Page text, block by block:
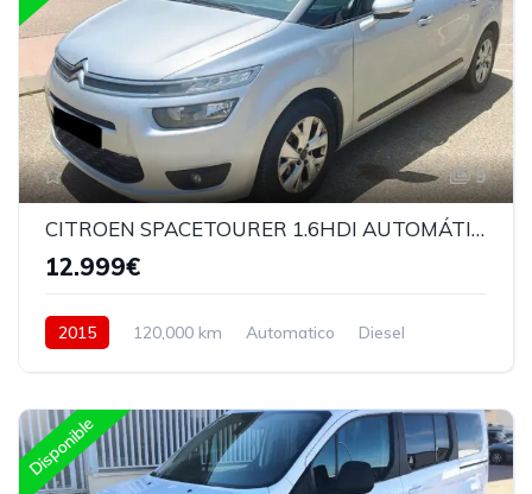
9
CITROEN SPACETOURER 1.6HDI AUTOMÁTICO
12.999€
2015 120,000 km Automatico
Diesel
Disponible